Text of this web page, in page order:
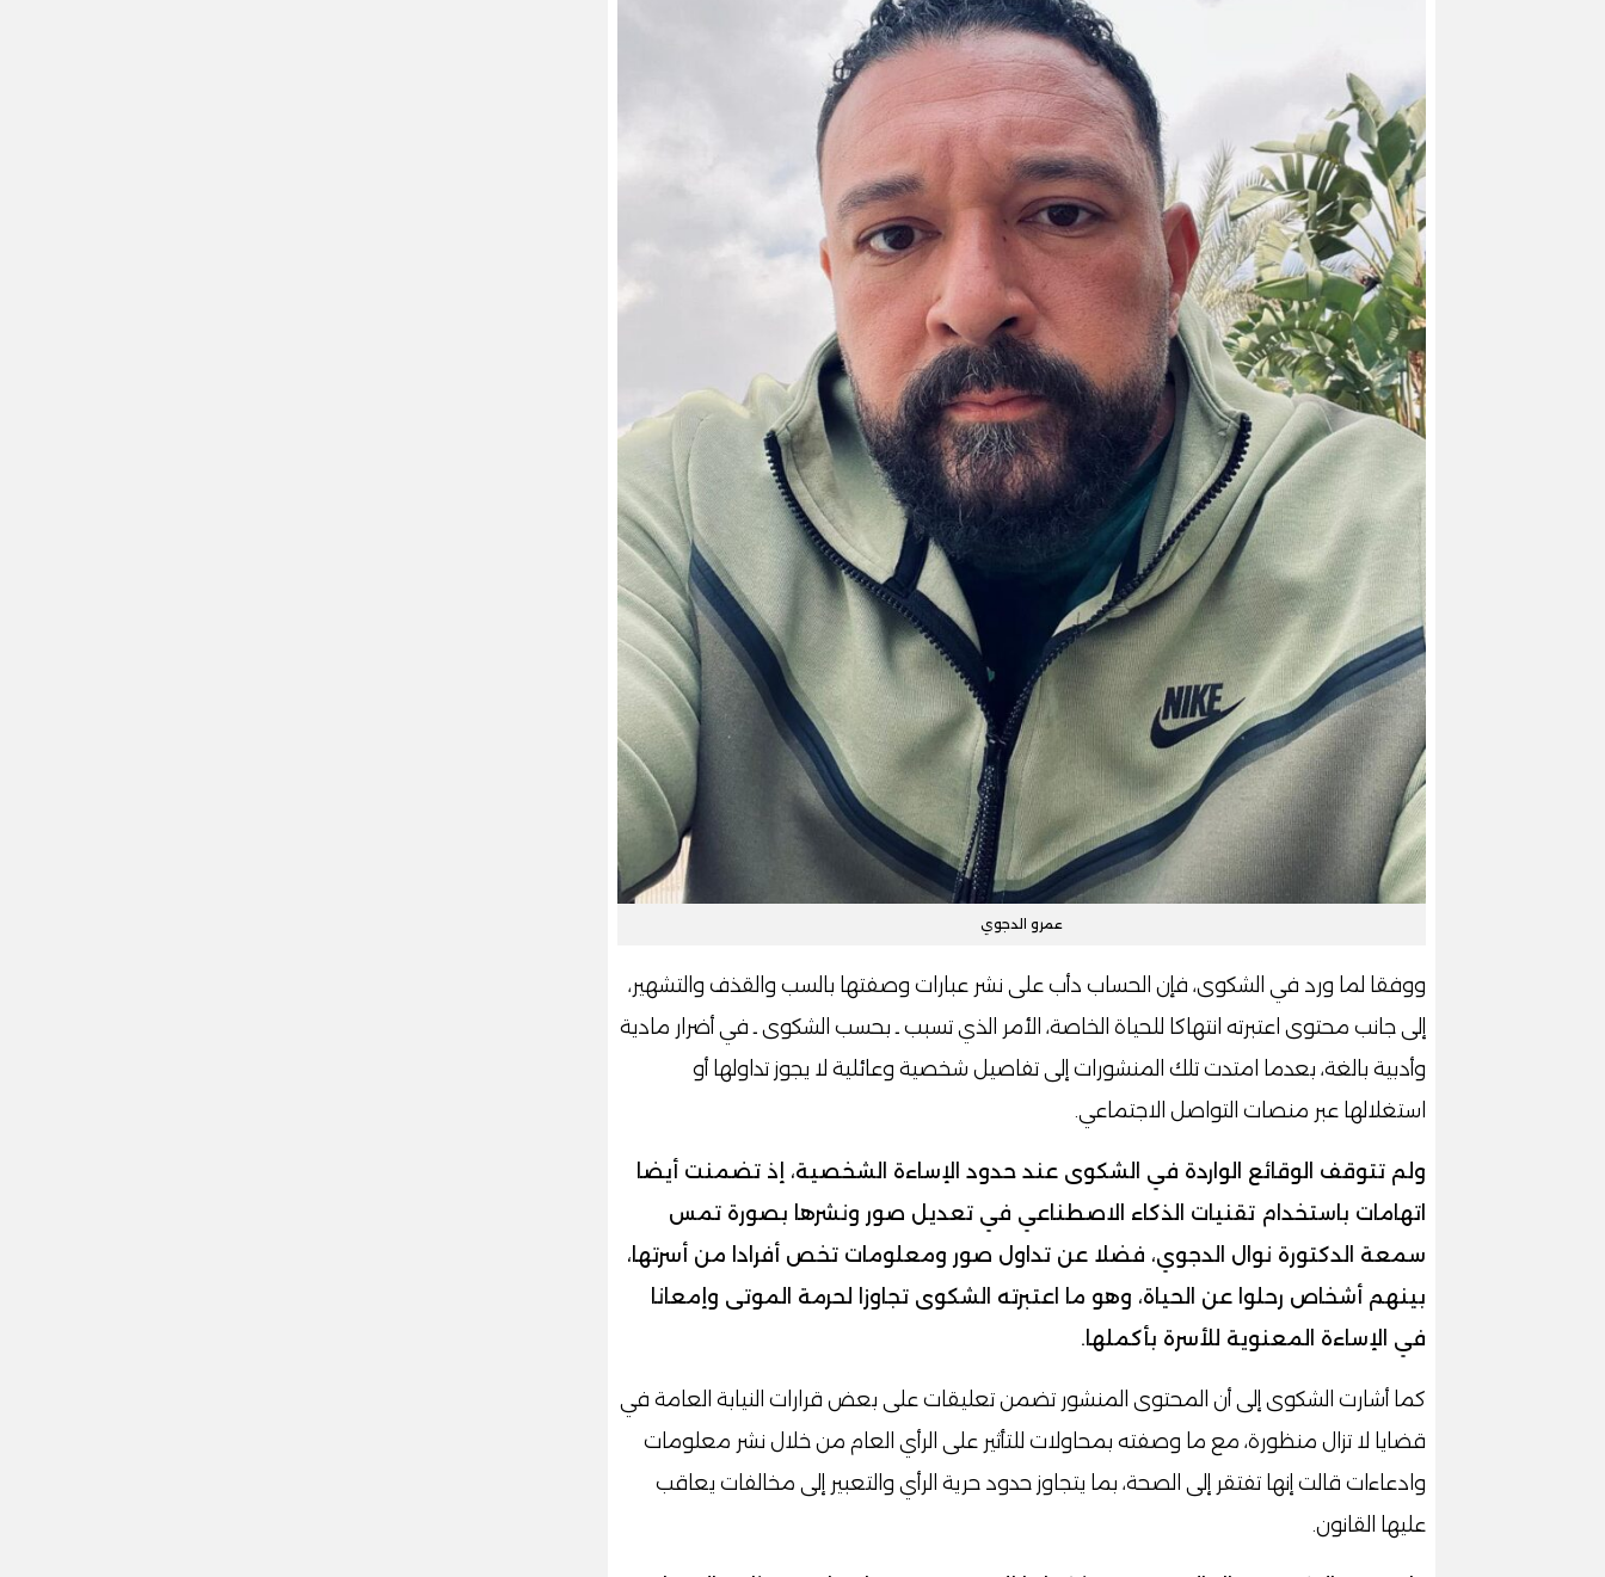
عمرو الدجوي
ووفقا لما ورد في الشكوى، فإن الحساب دأب على نشر عبارات وصفتها بالسب والقذف والتشهير،
إلى جانب محتوى اعتبرته انتهاكا للحياة الخاصة، الأمر الذي تسبب ـ بحسب الشكوى ـ في أضرار مادية
وأدبية بالغة، بعدما امتدت تلك المنشورات إلى تفاصيل شخصية وعائلية لا يجوز تداولها أو
استغلالها عبر منصات التواصل الاجتماعي.
ولم تتوقف الوقائع الواردة في الشكوى عند حدود الإساءة الشخصية، إذ تضمنت أيضا
اتهامات باستخدام تقنيات الذكاء الاصطناعي في تعديل صور ونشرها بصورة تمس
سمعة الدكتورة نوال الدجوي، فضلا عن تداول صور ومعلومات تخص أفرادا من أسرتها،
بينهم أشخاص رحلوا عن الحياة، وهو ما اعتبرته الشكوى تجاوزا لحرمة الموتى وإمعانا
في الإساءة المعنوية للأسرة بأكملها.
كما أشارت الشكوى إلى أن المحتوى المنشور تضمن تعليقات على بعض قرارات النيابة العامة في
قضايا لا تزال منظورة، مع ما وصفته بمحاولات للتأثير على الرأي العام من خلال نشر معلومات
وادعاءات قالت إنها تفتقر إلى الصحة، بما يتجاوز حدود حرية الرأي والتعبير إلى مخالفات يعاقب
عليها القانون.